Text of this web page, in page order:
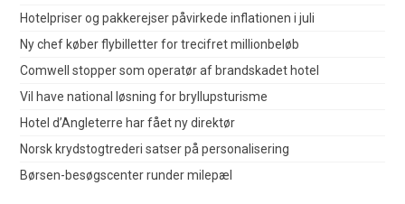
Hotelpriser og pakkerejser påvirkede inflationen i juli
Ny chef køber flybilletter for trecifret millionbeløb
Comwell stopper som operatør af brandskadet hotel
Vil have national løsning for bryllupsturisme
Hotel d’Angleterre har fået ny direktør
Norsk krydstogtrederi satser på personalisering
Børsen-besøgscenter runder milepæl